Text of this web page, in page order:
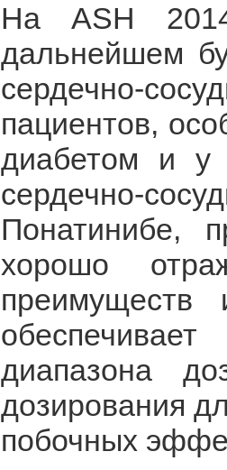
На ASH
дальнейшем
сердечно-
пациентов,
диабетом и у
сердечно-
Понатинибе,
хорошо
преимуществ
диапазона
дозирования
побочных